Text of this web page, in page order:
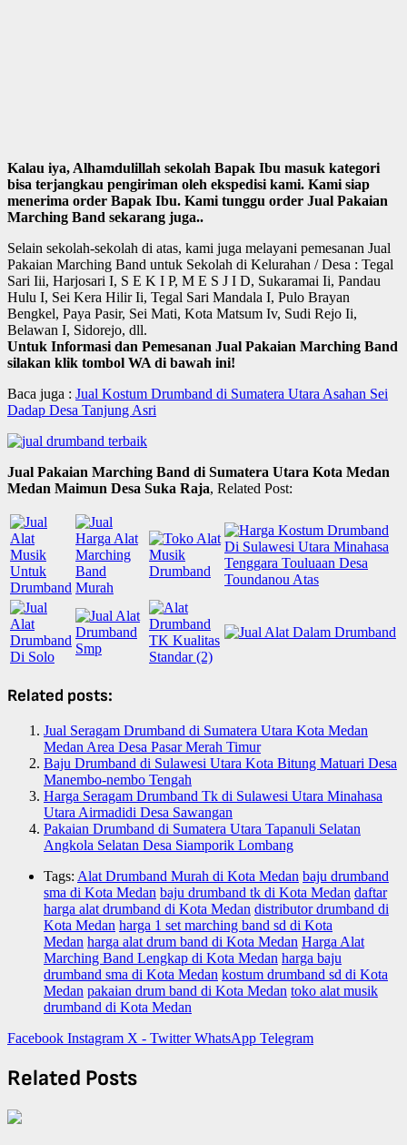
Kalau iya, Alhamdulillah sekolah Bapak Ibu masuk kategori
bisa terjangkau pengiriman oleh ekspedisi kami. Kami siap
menerima order Bapak Ibu. Kami tunggu order Jual Pakaian
Marching Band sekarang juga..
Selain sekolah-sekolah di atas, kami juga melayani pemesanan Jual
Pakaian Marching Band untuk Sekolah di Kelurahan / Desa : Tegal
Sari Iii, Harjosari I, S E K I P, M E S J I D, Sukaramai Ii, Pandau
Hulu I, Sei Kera Hilir Ii, Tegal Sari Mandala I, Pulo Brayan
Bengkel, Paya Pasir, Sei Mati, Kota Matsum Iv, Sudi Rejo Ii,
Belawan I, Sidorejo, dll.
Untuk Informasi dan Pemesanan Jual Pakaian Marching Band
silakan klik tombol WA di bawah ini!
Baca juga : Jual Kostum Drumband di Sumatera Utara Asahan Sei
Dadap Desa Tanjung Asri
Jual Pakaian Marching Band di Sumatera Utara Kota Medan
Medan Maimun Desa Suka Raja, Related Post:
Related posts:
Jual Seragam Drumband di Sumatera Utara Kota Medan
Medan Area Desa Pasar Merah Timur
Baju Drumband di Sulawesi Utara Kota Bitung Matuari Desa
Manembo-nembo Tengah
Harga Seragam Drumband Tk di Sulawesi Utara Minahasa
Utara Airmadidi Desa Sawangan
Pakaian Drumband di Sumatera Utara Tapanuli Selatan
Angkola Selatan Desa Siamporik Lombang
Tags: Alat Drumband Murah di Kota Medan baju drumband
sma di Kota Medan baju drumband tk di Kota Medan daftar
harga alat drumband di Kota Medan distributor drumband di
Kota Medan harga 1 set marching band sd di Kota
Medan harga alat drum band di Kota Medan Harga Alat
Marching Band Lengkap di Kota Medan harga baju
drumband sma di Kota Medan kostum drumband sd di Kota
Medan pakaian drum band di Kota Medan toko alat musik
drumband di Kota Medan
Facebook Instagram X - Twitter WhatsApp Telegram
Related Posts